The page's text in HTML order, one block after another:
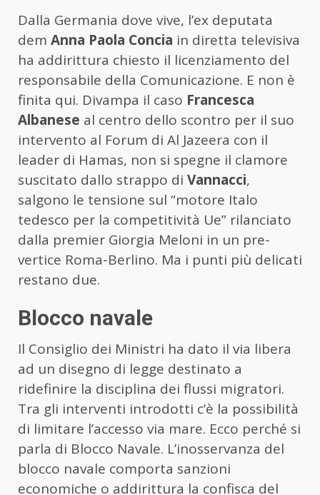
Dalla Germania dove vive, l’ex deputata
dem Anna Paola Concia in diretta televisiva
ha addirittura chiesto il licenziamento del
responsabile della Comunicazione. E non è
finita qui. Divampa il caso Francesca
Albanese al centro dello scontro per il suo
intervento al Forum di Al Jazeera con il
leader di Hamas, non si spegne il clamore
suscitato dallo strappo di Vannacci,
salgono le tensione sul “motore Italo
tedesco per la competitività Ue” rilanciato
dalla premier Giorgia Meloni in un pre-
vertice Roma-Berlino. Ma i punti più delicati
restano due.
Blocco navale
Il Consiglio dei Ministri ha dato il via libera
ad un disegno di legge destinato a
ridefinire la disciplina dei flussi migratori.
Tra gli interventi introdotti c’è la possibilità
di limitare l’accesso via mare. Ecco perché si
parla di Blocco Navale. L’inosservanza del
blocco navale comporta sanzioni
economiche o addirittura la confisca del